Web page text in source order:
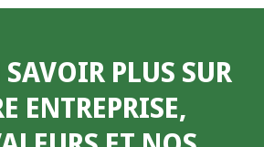
PLUS SUR
ENTREPRISE,